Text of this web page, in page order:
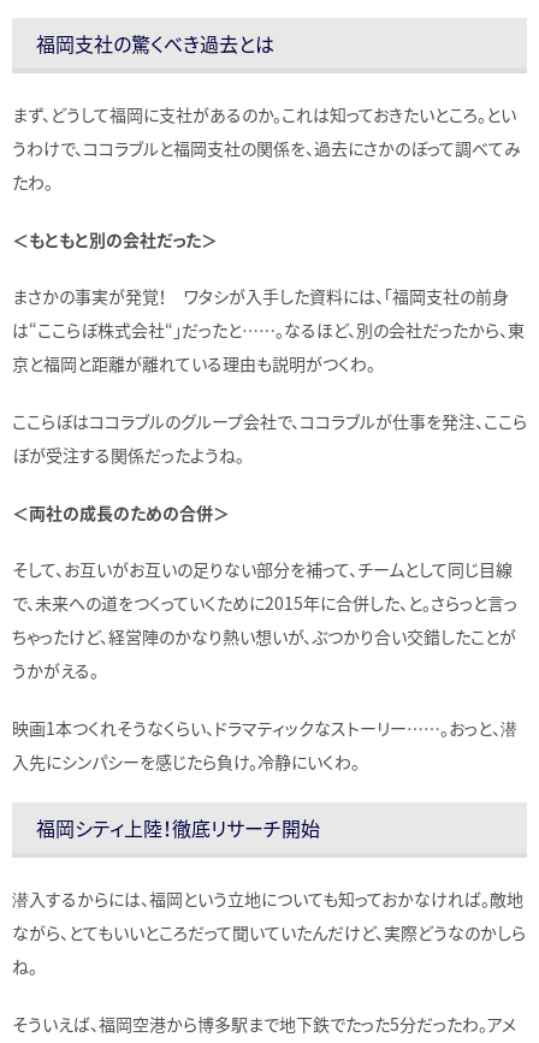
福岡支社の驚くべき過去とは
まず、どうして福岡に支社があるのか。これは知っておきたいところ。とい
うわけで、ココラブルと福岡支社の関係を、過去にさかのぼって調べてみ
たわ。
＜もともと別の会社だった＞
まさかの事実が発覚！ ワタシが入手した資料には、「福岡支社の前身
は“ここらぼ株式会社“」だったと……。なるほど、別の会社だったから、東
京と福岡と距離が離れている理由も説明がつくわ。
ここらぼはココラブルのグループ会社で、ココラブルが仕事を発注、ここら
ぼが受注する関係だったようね。
＜両社の成長のための合併＞
そして、お互いがお互いの足りない部分を補って、チームとして同じ目線
で、未来への道をつくっていくために2015年に合併した、と。さらっと言っ
ちゃったけど、経営陣のかなり熱い想いが、ぶつかり合い交錯したことが
うかがえる。
映画1本つくれそうなくらい、ドラマティックなストーリー……。おっと、潜
入先にシンパシーを感じたら負け。冷静にいくわ。
福岡シティ上陸！徹底リサーチ開始
潜入するからには、福岡という立地についても知っておかなければ。敵地
ながら、とてもいいところだって聞いていたんだけど、実際どうなのかしら
ね。
そういえば、福岡空港から博多駅まで地下鉄でたった5分だったわ。アメ